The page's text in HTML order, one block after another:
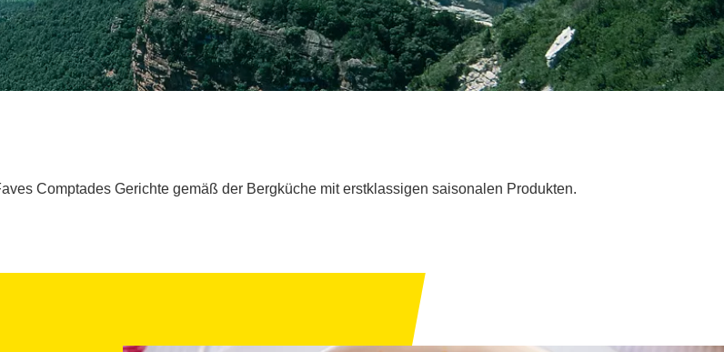
Comptades Gerichte gemäß der Bergküche mit erstklassigen saisonalen Produkten.